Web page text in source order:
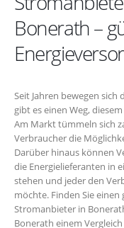
Bonerath –
Seit Jahren bewegen
gibt es einen Weg,
Am Markt tümmeln sich
Verbraucher die
Darüber hinaus können
die Energielieferanten in
stehen und jeder den
möchte. Finden Sie
Stromanbieter in
Bonerath einem